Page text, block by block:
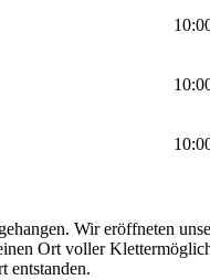
Wir eröffneten
Ort voller
entstanden.